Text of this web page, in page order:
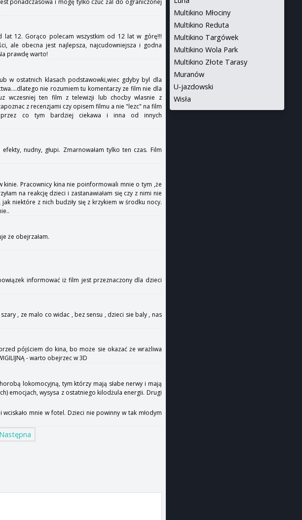
ponadczasowa i mogę tylko czuć żal do ograniczonej
12. Gorąco polecam wszystkim od 12 lat w górę!!!
ale obecna jest najlepsza, najcudowniejsza i godna
prawdę warto!
w ostatnich klasach podstawowki,wiec gdyby byl dla
nie rozumiem tu komentarzy ze film nie dla
wczesniej ten film z telewizji lub chocby wlasnie z
z recenzjami czy opisem filmu a nie "lezc" na film
przez co tym bardziej ciekawa i inna od innych
nudny, głupi. Zmarnowałam tylko ten czas. Film
Pracownicy kina nie poinformowali mnie o tym ,że
na reakcję dzieci i zastanawiałam się czy z nimi nie
niektóre z nich budziły się z krzykiem w środku nocy.
że obejrzałam.
informować iż film jest przeznaczony dla dzieci
, ze malo co widac , bez sensu , dzieci sie baly , nas
przed pójściem do kina, bo może sie okazać że wrażliwa
- warto obejrzec w 3D
lokomocyjną, tym którzy mają słabe nerwy i mają
emocjach, wysysa z ostatniego kilodżula energii. Drugi
mnie w fotel. Dzieci nie powinny w tak młodym
Następna
Multikino Młociny
Multikino Reduta
Multikino Targówek
Multikino Wola Park
Multikino Złote Tarasy
Muranów
U-jazdowski
Wisła